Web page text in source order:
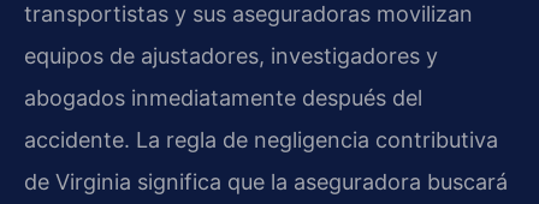
transportistas y sus aseguradoras movilizan
equipos de ajustadores, investigadores y
abogados inmediatamente después del
accidente. La regla de negligencia contributiva
de Virginia significa que la aseguradora buscará